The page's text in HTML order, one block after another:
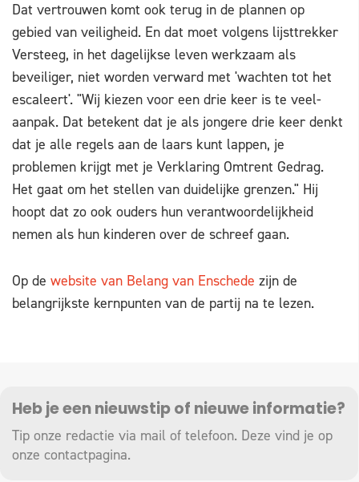
Dat vertrouwen komt ook terug in de plannen op
gebied van veiligheid. En dat moet volgens lijsttrekker
Versteeg, in het dagelijkse leven werkzaam als
beveiliger, niet worden verward met 'wachten tot het
escaleert'. "Wij kiezen voor een drie keer is te veel-
aanpak. Dat betekent dat je als jongere drie keer denkt
dat je alle regels aan de laars kunt lappen, je
problemen krijgt met je Verklaring Omtrent Gedrag.
Het gaat om het stellen van duidelijke grenzen." Hij
hoopt dat zo ook ouders hun verantwoordelijkheid
nemen als hun kinderen over de schreef gaan.
Op de website van Belang van Enschede zijn de
belangrijkste kernpunten van de partij na te lezen.
Heb je een nieuwstip of nieuwe informatie?
Tip onze redactie via mail of telefoon. Deze vind je op
onze contactpagina.